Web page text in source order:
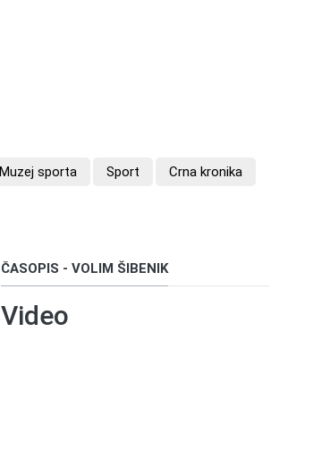
Muzej sporta Sport
Crna kronika
ČASOPIS - VOLIM ŠIBENIK
Video